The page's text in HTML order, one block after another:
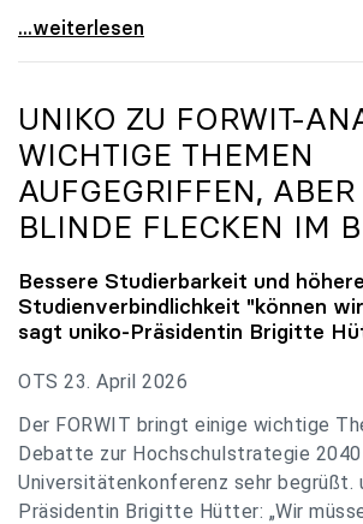
uniko zu Budgetverhandlungen:
...weiterlesen
UNIKO ZU FORWIT-
WICHTIGE THEMEN
AUFGEGRIFFEN,
BLINDE FLECKEN IM
Bessere Studierbarkeit und höhere
Studienverbindlichkeit "können
sagt uniko-Präsidentin Brigitte
OTS 23. April 2026
Der FORWIT bringt einige wichtige
Debatte zur Hochschulstrategie 2040
Universitätenkonferenz sehr begrüßt.
Präsidentin Brigitte Hütter: „Wir